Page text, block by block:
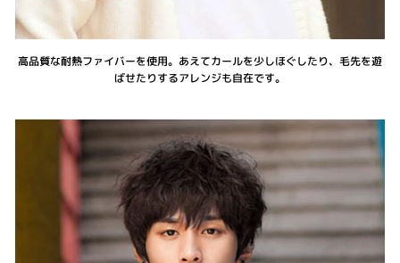
高品質な耐熱ファイバーを使用。あえてカールを少しほぐしたり、毛先を遊
ばせたりするアレンジも自在です。